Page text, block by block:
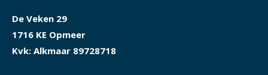
De Veken 29
1716 KE Opmeer
Kvk: Alkmaar 89728718